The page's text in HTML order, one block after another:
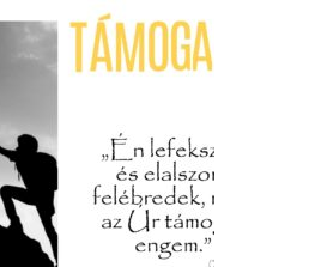
–
Gyanú